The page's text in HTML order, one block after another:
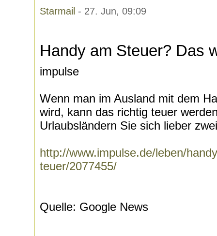
Starmail - 27. Jun, 09:09
Handy am Steuer? Das
impulse
Wenn man im Ausland mit dem
wird, kann das richtig teuer
Urlaubsländern Sie sich lieber
http://www.impulse.de/leben/
teuer/2077455/
Quelle: Google News